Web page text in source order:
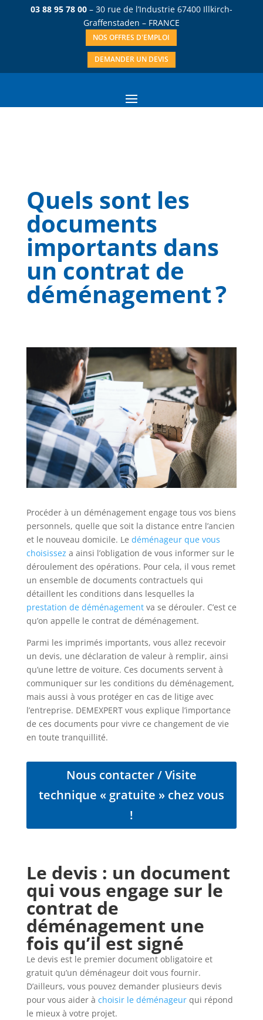
03 88 95 78 00– 30 rue de l’Industrie 67400 Illkirch-
Graffenstaden – FRANCE
NOS OFFRES D'EMPLOI
DEMANDER UN DEVIS
Quels sont les
documents
importants dans
un contrat de
déménagement ?
Procéder à un déménagement engage tous vos biens
personnels, quelle que soit la distance entre l’ancien
et le nouveau domicile. Le déménageur que vous
choisissez a ainsi l’obligation de vous informer sur le
déroulement des opérations. Pour cela, il vous remet
un ensemble de documents contractuels qui
détaillent les conditions dans lesquelles la
prestation de déménagementva se dérouler. C’est ce
qu’on appelle le contrat de déménagement.
Parmi les imprimés importants, vous allez recevoir
un devis, une déclaration de valeur à remplir, ainsi
qu’une lettre de voiture. Ces documents servent à
communiquer sur les conditions du déménagement,
mais aussi à vous protéger en cas de litige avec
l’entreprise. DEMEXPERT vous explique l’importance
de ces documents pour vivre ce changement de vie
en toute tranquillité.
Nous contacter / Visite
technique « gratuite » chez vous
!
Le devis : un document
qui vous engage sur le
contrat de
déménagement une
fois qu’il est signé
Le devis est le premier document obligatoire et
gratuit qu’un déménageur doit vous fournir.
D’ailleurs, vous pouvez demander plusieurs devis
pour vous aider à choisir le déménageurqui répond
le mieux à votre projet.